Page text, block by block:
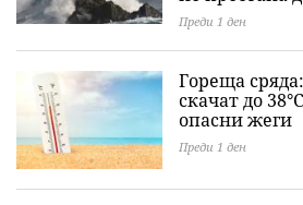
Преди 1 ден
Гореща
скачат до
опасни жеги
Преди 1 ден